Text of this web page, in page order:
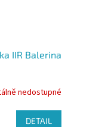
IIR Balerina
nedostupné
DETAIL